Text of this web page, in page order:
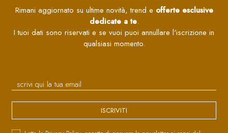
Rimani aggiornato su ultime novità, trend e offerte esclusive
dedicate a te.
I tuoi dati sono riservati e se vuoi puoi annullare l'iscrizione in
qualsiasi momento.
ISCRIVITI